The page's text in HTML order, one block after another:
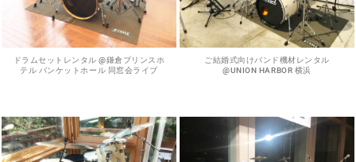
ドラムセットレンタル @鎌倉プリンスホ
テル バンケットホール 同窓会ライブ
ご結婚式向けバンド機材レンタル
@UNION HARBOR 横浜